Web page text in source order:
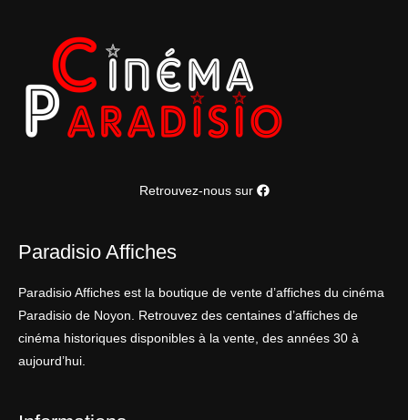
Retrouvez-nous sur
Paradisio Affiches
Paradisio Affiches est la boutique de vente d’affiches du cinéma
Paradisio de Noyon. Retrouvez des centaines d’affiches de
cinéma historiques disponibles à la vente, des années 30 à
aujourd’hui.